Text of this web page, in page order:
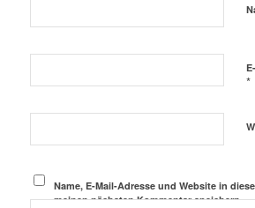
*
Name, E-Mail-Adresse und Website in
meinen nächsten Kommentar speichern.